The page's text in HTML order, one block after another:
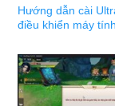
Hướng dẫn cài
điều khiển máy